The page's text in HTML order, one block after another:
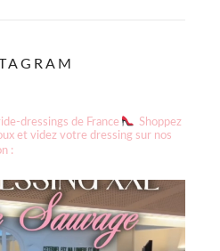
dressings de France
Shoppez
et videz votre dressing sur nos
: